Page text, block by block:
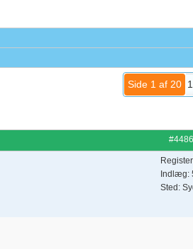
Side 1 af 20 1
Indlæg:
Sted: